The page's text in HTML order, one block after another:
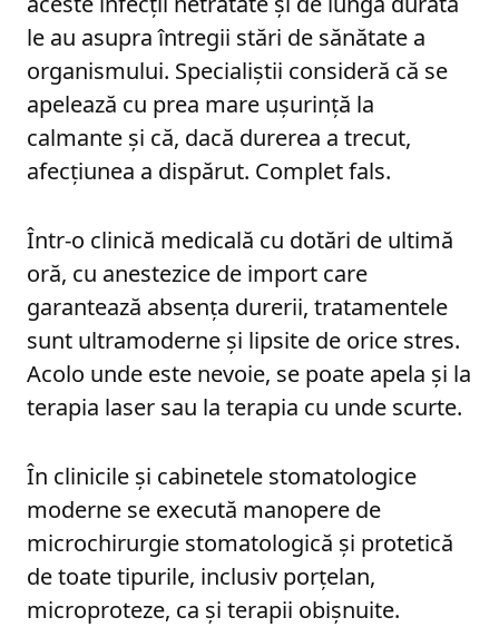
le au asupra întregii stări de sănătate a
organismului. Specialiștii consideră că se
apelează cu prea mare ușurință la
calmante și că, dacă durerea a trecut,
afecțiunea a dispărut. Complet fals.
Într-o clinică medicală cu dotări de ultimă
oră, cu anestezice de import care
garantează absența durerii, tratamentele
sunt ultramoderne și lipsite de orice stres.
Acolo unde este nevoie, se poate apela și la
terapia laser sau la terapia cu unde scurte.
În clinicile și cabinetele stomatologice
moderne se execută manopere de
microchirurgie stomatologică și protetică
de toate tipurile, inclusiv porțelan,
microproteze, ca și terapii obișnuite.